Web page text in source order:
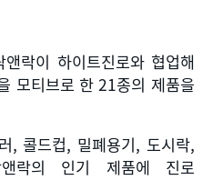
락이 하이트진로와 협업해
모티브로 한21종의 제품을
, 콜드컵, 밀폐용기,도시락,
락의 인기 제품에 진로